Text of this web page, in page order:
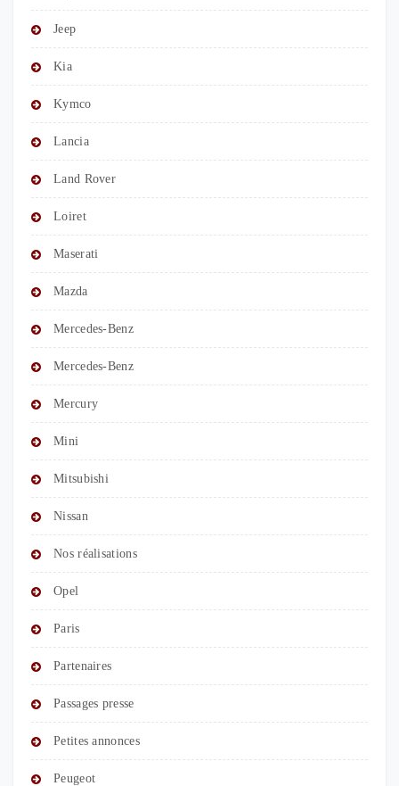
Jeep
Kia
Kymco
Lancia
Land Rover
Loiret
Maserati
Mazda
Mercedes-Benz
Mercedes-Benz
Mercury
Mini
Mitsubishi
Nissan
Nos réalisations
Opel
Paris
Partenaires
Passages presse
Petites annonces
Peugeot